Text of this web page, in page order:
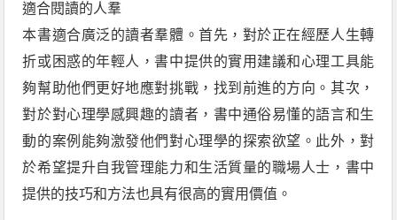
適合閱讀的人羣
本書適合廣泛的讀者羣體。首先，對於正在經歷人生轉
折或困惑的年輕人，書中提供的實用建議和心理工具能
夠幫助他們更好地應對挑戰，找到前進的方向。其次，
對於對心理學感興趣的讀者，書中通俗易懂的語言和生
動的案例能夠激發他們對心理學的探索欲望。此外，對
於希望提升自我管理能力和生活質量的職場人士，書中
提供的技巧和方法也具有很高的實用價值。